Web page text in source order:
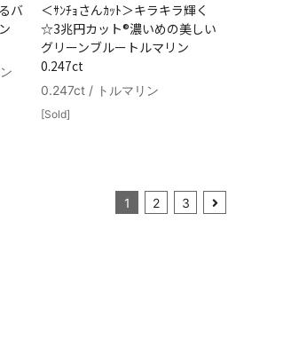
バ
＜ｻﾝﾁｮさんｶｯﾄ＞キラキラ輝く
☆3兆円カット®濃いめの美しい
グリーンブルートルマリン
0.247ct
0.247ct / トルマリン
[Sold]
1 2 3